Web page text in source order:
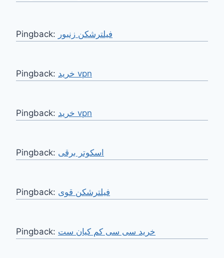
Pingback: فیلترشکن زنبور
Pingback: خرید vpn
Pingback: خرید vpn
Pingback: اسکوتر برقی
Pingback: فیلترشکن قوی
Pingback: خرید سی سی کم کیان ست